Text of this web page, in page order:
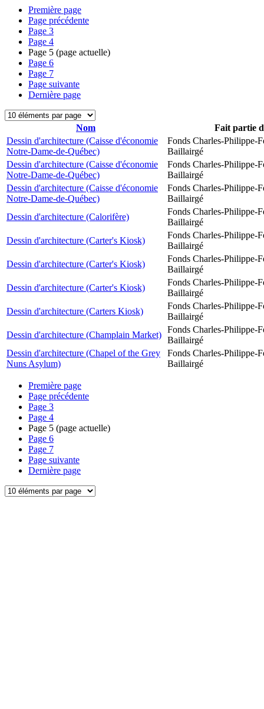
Première page
Page précédente
Page 3
Page 4
Page 5 (page actuelle)
Page 6
Page 7
Page suivante
Dernière page
Nom
Fait partie
Dessin d'architecture (Caisse d'économie
Notre-Dame-de-Québec)
Fonds Charles-Philippe-
Baillairgé
Dessin d'architecture (Caisse d'économie
Notre-Dame-de-Québec)
Fonds Charles-Philippe-
Baillairgé
Dessin d'architecture (Caisse d'économie
Notre-Dame-de-Québec)
Fonds Charles-Philippe-
Baillairgé
Dessin d'architecture (Calorifère)
Fonds Charles-Philippe-
Baillairgé
Dessin d'architecture (Carter's Kiosk)
Fonds Charles-Philippe-
Baillairgé
Dessin d'architecture (Carter's Kiosk)
Fonds Charles-Philippe-
Baillairgé
Dessin d'architecture (Carter's Kiosk)
Fonds Charles-Philippe-
Baillairgé
Dessin d'architecture (Carters Kiosk)
Fonds Charles-Philippe-
Baillairgé
Dessin d'architecture (Champlain Market)
Fonds Charles-Philippe-
Baillairgé
Dessin d'architecture (Chapel of the Grey
Nuns Asylum)
Fonds Charles-Philippe-
Baillairgé
Première page
Page précédente
Page 3
Page 4
Page 5 (page actuelle)
Page 6
Page 7
Page suivante
Dernière page